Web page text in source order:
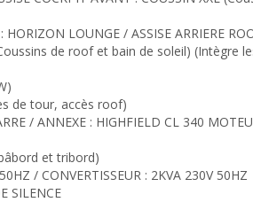
LOUNGE / ASSISE ARRIERE
de roof et bain de soleil) (Intègre
de tour, accès roof)
/ ANNEXE : HIGHFIELD CL 340
et tribord)
/ CONVERTISSEUR : 2KVA 230V 50HZ
SILENCE